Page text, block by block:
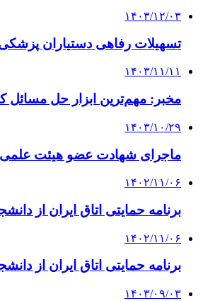
۱۴۰۳/۱۲/۰۳
تسهیلات رفاهی دستیاران پزشکی در ۱۴۰۵؛ اقداماتی برای افزایش
۱۴۰۳/۱۱/۱۱
مخبر: مهم‌ترین ابزار حل مسائل
۱۴۰۳/۱۰/۲۹
ماجرای شهادت عضو هیئت علمی
۱۴۰۲/۱۱/۰۶
برنامه حمایتی اتاق ایران از
۱۴۰۲/۱۱/۰۶
برنامه حمایتی اتاق ایران از
۱۴۰۳/۰۹/۰۳